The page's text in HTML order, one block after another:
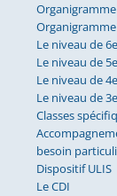
Le niveau de 6e
Le niveau de 5e
Le niveau de 4e
Le niveau de 3e
Classes
besoin
Dispositif ULIS
Le CDI